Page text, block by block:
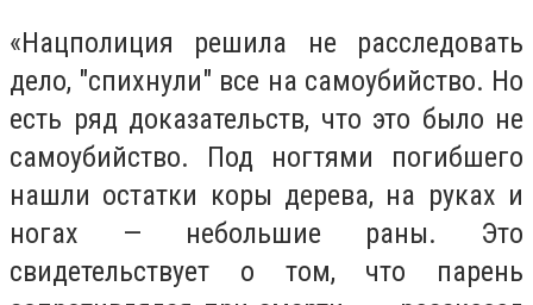
«Нацполиция решила не расследовать
дело, "спихнули" все на самоубийство. Но
есть ряд доказательств, что это было не
самоубийство. Под ногтями погибшего
нашли остатки коры дерева, на руках и
ногах — небольшие раны. Это
свидетельствует о том, что парень